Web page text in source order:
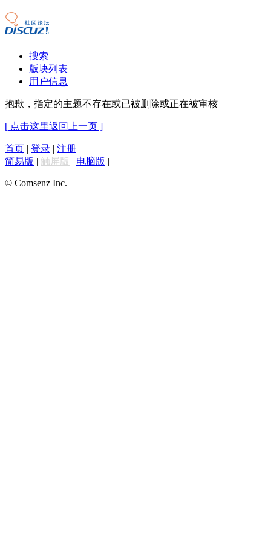
搜索
版块列表
用户信息
抱歉，指定的主题不存在或已被删除或正在被审核
[ 点击这里返回上一页 ]
首页 | 登录 | 注册
简易版 | 触屏版 | 电脑版 |
© Comsenz Inc.